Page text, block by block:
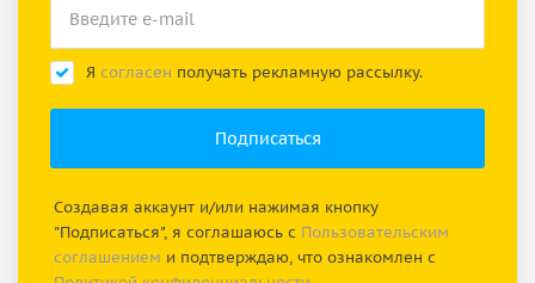
Я согласен получать рекламную рассылку.
Создавая аккаунт и/или нажимая кнопку
"Подписаться", я соглашаюсь с Пользовательским
соглашением и подтверждаю, что ознакомлен с